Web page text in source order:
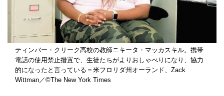
ティンバー・クリーク高校の教師ニキータ・マッカスキル。携帯
電話の使用禁止措置で、生徒たちがよりおしゃべりになり、協力
的になったと言っている＝米フロリダ州オーランド、Zack
Wittman／©The New York Times